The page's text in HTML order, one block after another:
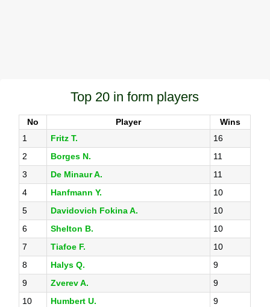
Top 20 in form players
No Player
Wins
1
Fritz T.
16
2
Borges N.
11
3
De Minaur A.
11
4
Hanfmann Y.
10
5
Davidovich Fokina A.
10
6
Shelton B.
10
7
Tiafoe F.
10
8
Halys Q.
9
9
Zverev A.
9
10
Humbert U.
9